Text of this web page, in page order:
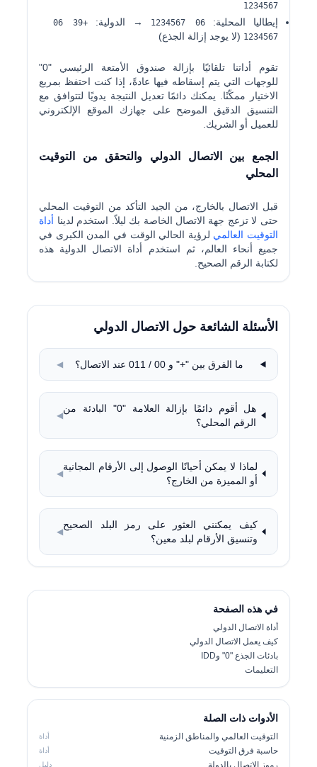
1234567
إيطاليا المحلية:06 1234567 → الدولية:
+39 06
1234567 (لا يوجد إزالة الجذع)
تقوم أداتنا تلقائيًا بإزالة صندوق الأمتعة الرئيسي "0"
للوجهات التي يتم إسقاطه فيها عادةً، إذا كنت احتفظ بمربع
الاختيار ممكّنًا. يمكنك دائمًا تعديل النتيجة يدويًا لتتوافق مع
التنسيق الدقيق الموضح على جهازك الموقع الإلكتروني
للعميل أو الشريك.
الجمع بين الاتصال الدولي والتحقق من التوقيت
المحلي
قبل الاتصال بالخارج، من الجيد التأكد من التوقيت المحلي
حتى لا تزعج جهة الاتصال الخاصة بك ليلاً. استخدم لدينا أداة
التوقيت العالمي لرؤية الحالي الوقت في المدن الكبرى في
جميع أنحاء العالم، ثم استخدم أداة الاتصال الدولية هذه
لكتابة الرقم الصحيح.
الأسئلة الشائعة حول الاتصال الدولي
ما الفرق بين "+" و 00 / 011 عند الاتصال؟ ◀
هل أقوم دائمًا بإزالة العلامة "0" البادئة من
الرقم المحلي؟
◀
لماذا لا يمكن أحيانًا الوصول إلى الأرقام المجانية
أو المميزة من الخارج؟
◀
كيف يمكنني العثور على رمز البلد الصحيح
وتنسيق الأرقام لبلد معين؟
◀
في هذه الصفحة
أداة الاتصال الدولي
كيف يعمل الاتصال الدولي
بادئات الجذع "0" وIDD
التعليمات
الأدوات ذات الصلة
التوقيت العالمي والمناطق الزمنية أداة
حاسبة فرق التوقيت أداة
رموز الاتصال بالدولة دليل